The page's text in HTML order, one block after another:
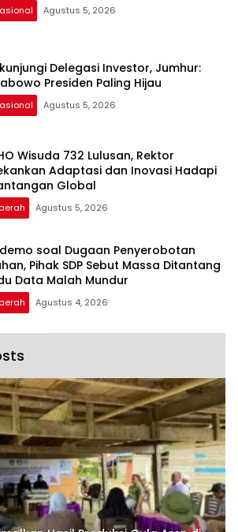
Agustus 5, 2026
Delegasi Investor, Jumhur:
Presiden Paling Hijau
Agustus 5, 2026
Wisuda 732 Lulusan, Rektor
Adaptasi dan Inovasi Hadapi
Global
Agustus 5, 2026
soal Dugaan Penyerobotan
Pihak SDP Sebut Massa Ditantang
Data Malah Mundur
Agustus 4, 2026